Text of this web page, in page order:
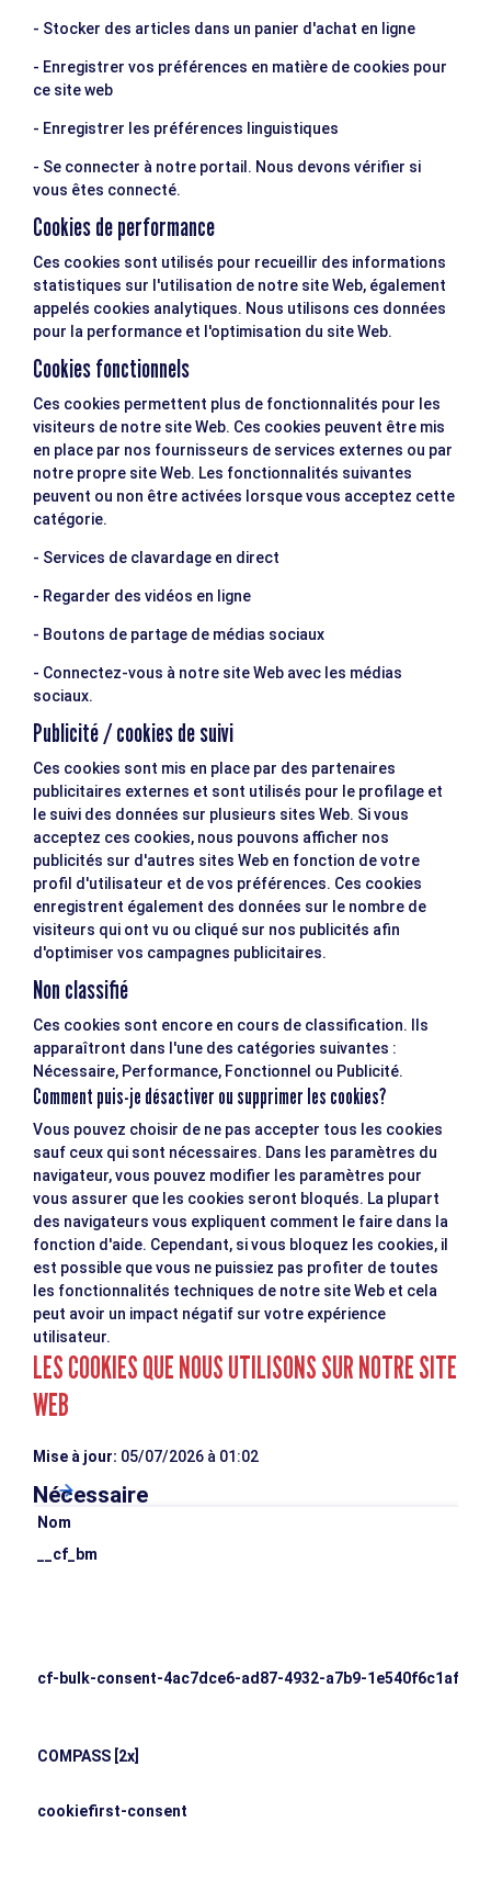
- Stocker des articles dans un panier d'achat en ligne
- Enregistrer vos préférences en matière de cookies pour
ce site web
- Enregistrer les préférences linguistiques
- Se connecter à notre portail. Nous devons vérifier si
vous êtes connecté.
Cookies de performance
Ces cookies sont utilisés pour recueillir des informations
statistiques sur l'utilisation de notre site Web, également
appelés cookies analytiques. Nous utilisons ces données
pour la performance et l'optimisation du site Web.
Cookies fonctionnels
Ces cookies permettent plus de fonctionnalités pour les
visiteurs de notre site Web. Ces cookies peuvent être mis
en place par nos fournisseurs de services externes ou par
notre propre site Web. Les fonctionnalités suivantes
peuvent ou non être activées lorsque vous acceptez cette
catégorie.
- Services de clavardage en direct
- Regarder des vidéos en ligne
- Boutons de partage de médias sociaux
- Connectez-vous à notre site Web avec les médias
sociaux.
Publicité / cookies de suivi
Ces cookies sont mis en place par des partenaires
publicitaires externes et sont utilisés pour le profilage et
le suivi des données sur plusieurs sites Web. Si vous
acceptez ces cookies, nous pouvons afficher nos
publicités sur d'autres sites Web en fonction de votre
profil d'utilisateur et de vos préférences. Ces cookies
enregistrent également des données sur le nombre de
visiteurs qui ont vu ou cliqué sur nos publicités afin
d'optimiser vos campagnes publicitaires.
Non classifié
Ces cookies sont encore en cours de classification. Ils
apparaîtront dans l'une des catégories suivantes :
Nécessaire, Performance, Fonctionnel ou Publicité.
Comment puis-je désactiver ou supprimer les cookies?
Vous pouvez choisir de ne pas accepter tous les cookies
sauf ceux qui sont nécessaires. Dans les paramètres du
navigateur, vous pouvez modifier les paramètres pour
vous assurer que les cookies seront bloqués. La plupart
des navigateurs vous expliquent comment le faire dans la
fonction d'aide. Cependant, si vous bloquez les cookies, il
est possible que vous ne puissiez pas profiter de toutes
les fonctionnalités techniques de notre site Web et cela
peut avoir un impact négatif sur votre expérience
utilisateur.
LES COOKIES QUE NOUS UTILISONS SUR NOTRE SITE
WEB
Mise à jour: 05/07/2026 à 01:02
Nécessaire
Nom
__cf_bm
cf-bulk-consent-4ac7dce6-ad87-4932-a7b9-1e540f6c1af8
COMPASS [2x]
cookiefirst-consent